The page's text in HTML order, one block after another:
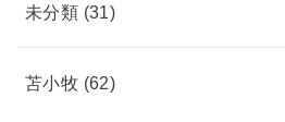
未分類 (31)
苫小牧 (62)